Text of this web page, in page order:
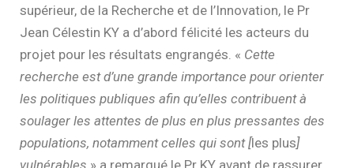
supérieur, de la Recherche et de l’Innovation, le Pr
Jean Célestin KY a d’abord félicité les acteurs du
projet pour les résultats engrangés. « Cette
recherche est d’une grande importance pour orienter
les politiques publiques afin qu’elles contribuent à
soulager les attentes de plus en plus pressantes des
populations, notamment celles qui sont [les plus]